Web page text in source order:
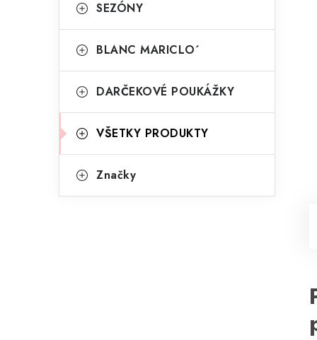
SEZÓNY
BLANC MARICLO´
DARČEKOVÉ POUKÁŽKY
VŠETKY PRODUKTY
Značky